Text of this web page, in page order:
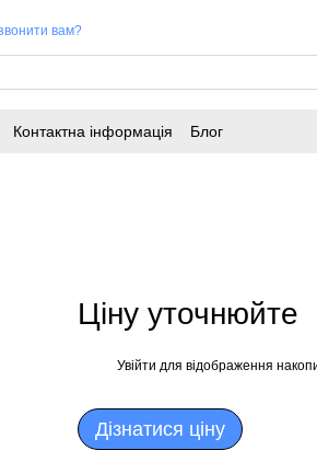
вам?
Контактна інформація Блог
Ціну уточнюйте
Увійти для відображення
Дізнатися ціну